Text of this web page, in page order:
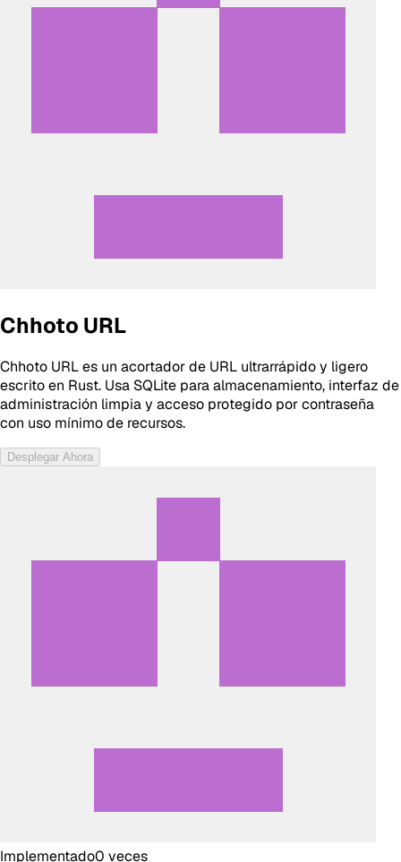
Chhoto URL
Chhoto URL es un acortador de URL ultrarrápido y ligero
escrito en Rust. Usa SQLite para almacenamiento, interfaz de
administración limpia y acceso protegido por contraseña
con uso mínimo de recursos.
Desplegar Ahora
Implementado0 veces